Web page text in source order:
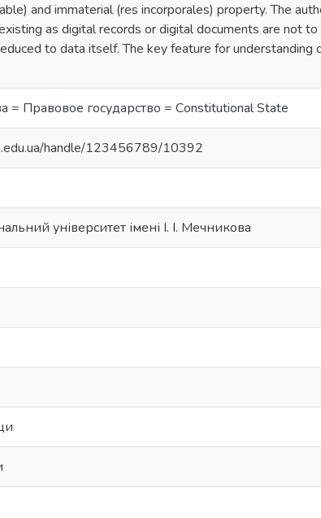
and immaterial (res incorporales) property. The
as digital records or digital documents are not
to data itself. The key feature for
= Правовое государство = Сonstitutional State
handle/123456789/10392
університет імені І. І. Мечникова